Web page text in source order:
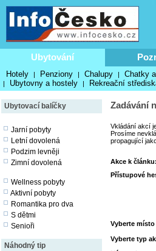
Ubytování
Hotely | Penziony | Chalupy | Chatky
| Ubytovny a hostely | Rekreační
Ubytovací balíčky
Jarní pobyty
Letní dovolená
Podzim levněji
Zimní dovolená
Wellness pobyty
Aktivní pobyty
Romantika pro dva
S dětmi
Senioři
Náhodný tip
Zadávání
Vkládání akcí
Prosíme
propagující
Akce k článku:
Přístupové
Vyberte místo
Vyberte typ